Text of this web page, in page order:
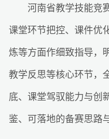
河南省教学技能竞
课堂环节把控、课件优
炼等方面作细致指导，
教学反思等核心环节，
底、课堂驾驭能力与创
鉴、可落地的备赛思路